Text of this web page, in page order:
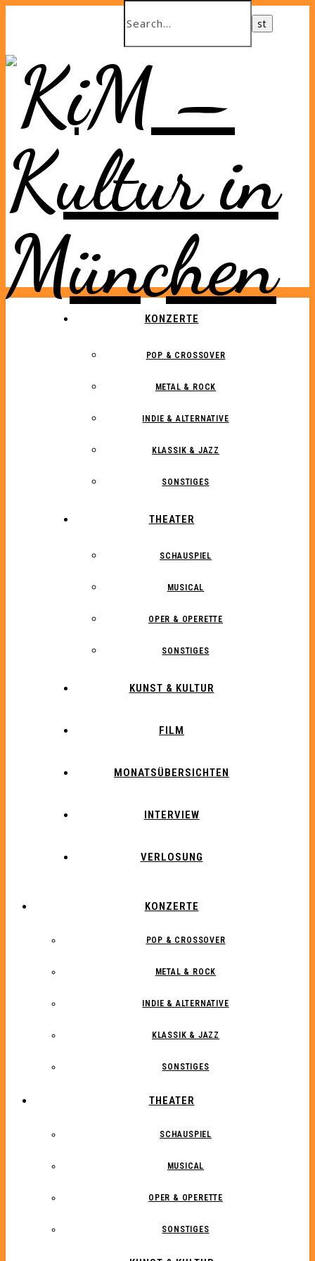
KONZERTE
POP & CROSSOVER
METAL & ROCK
INDIE & ALTERNATIVE
KLASSIK & JAZZ
SONSTIGES
THEATER
SCHAUSPIEL
MUSICAL
OPER & OPERETTE
SONSTIGES
KUNST & KULTUR
FILM
MONATSÜBERSICHTEN
INTERVIEW
VERLOSUNG
KONZERTE
POP & CROSSOVER
METAL & ROCK
INDIE & ALTERNATIVE
KLASSIK & JAZZ
SONSTIGES
THEATER
SCHAUSPIEL
MUSICAL
OPER & OPERETTE
SONSTIGES